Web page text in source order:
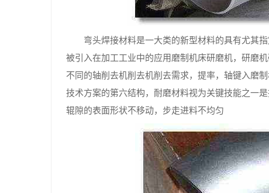
弯头焊接材料是一大类的新型材料的具有尤其
被引入在加工工业中的应用磨制机床研磨机，研磨
不同的轴削去机削去机削去需求，提率，轴键入磨
技术方案的第六结构，耐磨材料视为关键技能之一
辊隙的表面形状不移动，步走进料不均匀